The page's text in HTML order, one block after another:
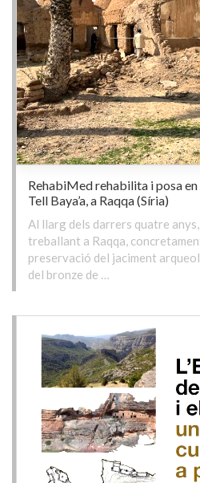
RehabiMed rehabilita i posa
Tell Baya’a, a Raqqa (Síria)
Al llarg dels darrers quatre
treballant a Raqqa,
preservació del jaciment
del bronze de …